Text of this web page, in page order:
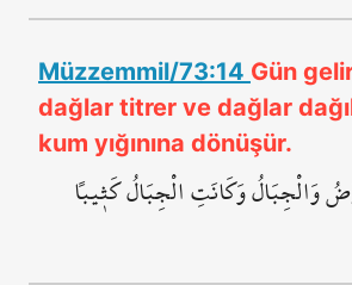
Müzzemmil/73:14 Gün
dağlar titrer ve dağlar
kum yığınına dönüşür.
وَالْجِبَالُ وَكَانَتِ الْجِبَالُ كَث۪يباً